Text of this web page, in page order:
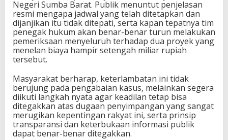
Negeri Sumba Barat. Publik menuntut penjelasan
resmi mengapa jadwal yang telah ditetapkan dan
dijanjikan itu tidak ditepati, serta kapan tepatnya tim
penegak hukum akan benar-benar turun melakukan
pemeriksaan menyeluruh terhadap dua proyek yang
menelan biaya hampir setengah miliar rupiah
tersebut.
Masyarakat berharap, keterlambatan ini tidak
berujung pada pengabaian kasus, melainkan segera
diikuti langkah nyata agar keadilan tetap bisa
ditegakkan atas dugaan penyimpangan yang sangat
merugikan kepentingan rakyat ini, serta prinsip
transparansi dan keterbukaan informasi publik
dapat benar-benar ditegakkan.